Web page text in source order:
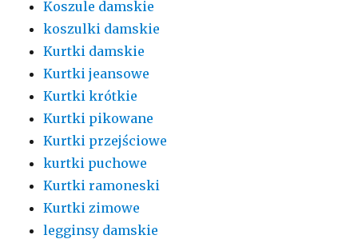
Koszule damskie
koszulki damskie
Kurtki damskie
Kurtki jeansowe
Kurtki krótkie
Kurtki pikowane
Kurtki przejściowe
kurtki puchowe
Kurtki ramoneski
Kurtki zimowe
legginsy damskie